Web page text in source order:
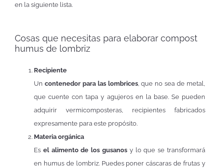
en la siguiente lista.
Cosas que necesitas para elaborar compost
humus de lombriz
Recipiente
Un contenedor para las lombrices, que no sea de metal,
que cuente con tapa y agujeros en la base. Se pueden
adquirir vermicomposteras, recipientes fabricados
expresamente para este propósito.
Materia orgánica
Es el alimento de los gusanos y lo que se transformará
en humus de lombriz. Puedes poner cáscaras de frutas y